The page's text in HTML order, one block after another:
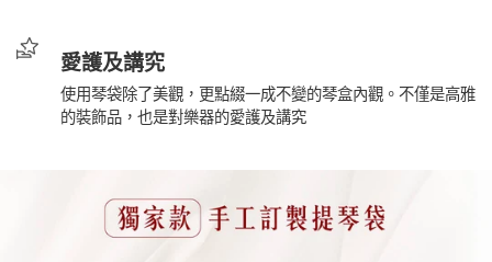
愛護及講究
使用琴袋除了美觀，更點綴一成不變的琴盒內觀。不僅是高雅
的裝飾品，也是對樂器的愛護及講究